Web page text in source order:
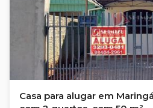
Casa para alugar em